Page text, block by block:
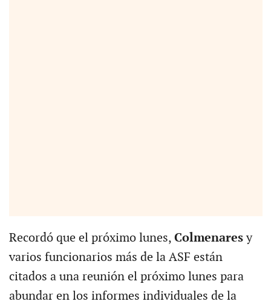
Recordó que el próximo lunes, Colmenaresy
varios funcionarios más de la ASF están
citados a una reunión el próximo lunes para
abundar en los informes individuales de la